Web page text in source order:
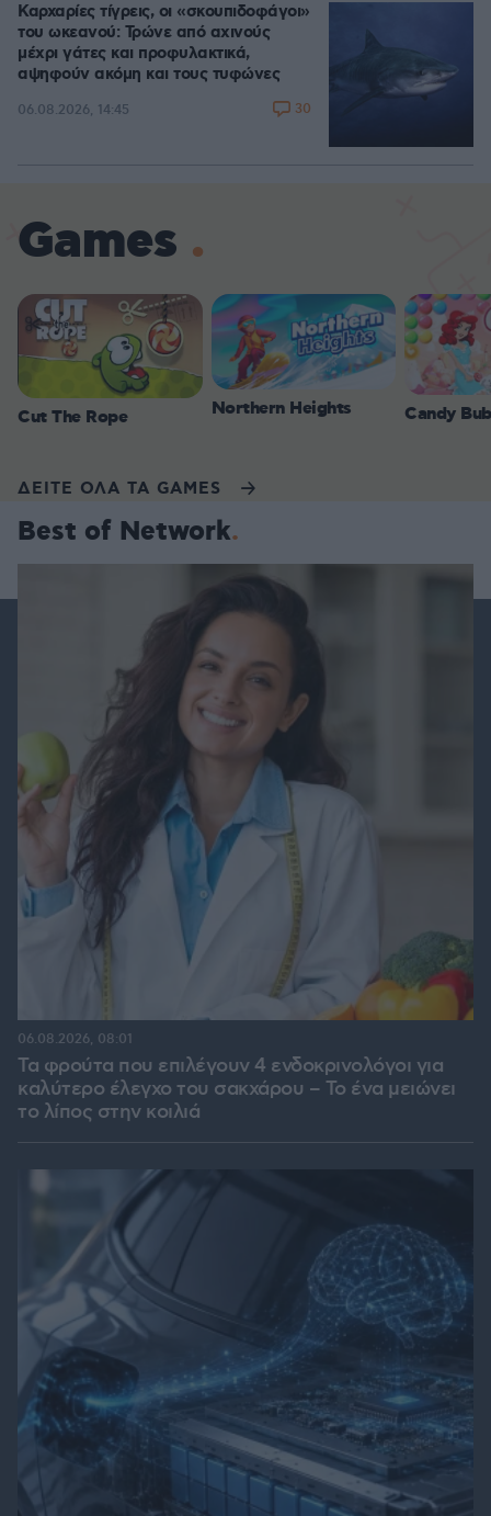
Καρχαρίες τίγρεις, οι «σκουπιδοφάγοι»
του ωκεανού: Τρώνε από αχινούς
μέχρι γάτες και προφυλακτικά,
αψηφούν ακόμη και τους τυφώνες
06.08.2026, 14:45 30
Games
Cut The Rope Northern Heights Candy
ΔΕΙΤΕ ΟΛΑ ΤΑ GAMES
Best of Network
Τα φρούτα που επιλέγουν 4 ενδοκρινολόγοι για
καλύτερο έλεγχο του σακχάρου – Το ένα μειώνει
το λίπος στην κοιλιά
06.08.2026, 08:01